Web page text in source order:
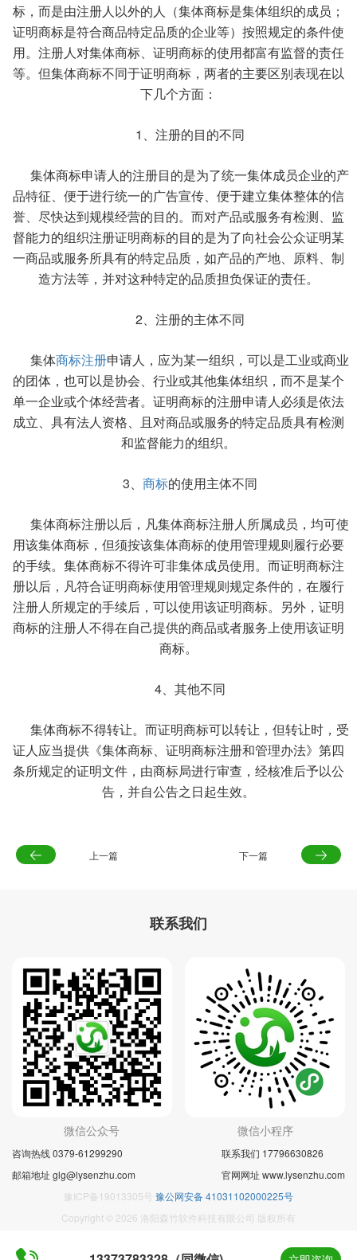
标，而是由注册人以外的人（集体商标是集体组织的成员；
证明商标是符合商品特定品质的企业等）按照规定的条件使
用。注册人对集体商标、证明商标的使用都富有监督的责任
等。但集体商标不同于证明商标，两者的主要区别表现在以
下几个方面：
1、注册的目的不同
集体商标申请人的注册目的是为了统一集体成员企业的产
品特征、便于进行统一的广告宣传、便于建立集体整体的信
誉、尽快达到规模经营的目的。而对产品或服务有检测、监
督能力的组织注册证明商标的目的是为了向社会公众证明某
一商品或服务所具有的特定品质，如产品的产地、原料、制
造方法等，并对这种特定的品质担负保证的责任。
2、注册的主体不同
集体商标注册申请人，应为某一组织，可以是工业或商业
的团体，也可以是协会、行业或其他集体组织，而不是某个
单一企业或个体经营者。证明商标的注册申请人必须是依法
成立、具有法人资格、且对商品或服务的特定品质具有检测
和监督能力的组织。
3、 商标的使用主体不同
集体商标注册以后，凡集体商标注册人所属成员，均可使
用该集体商标，但须按该集体商标的使用管理规则履行必要
的手续。集体商标不得许可非集体成员使用。而证明商标注
册以后，凡符合证明商标使用管理规则规定条件的，在履行
注册人所规定的手续后，可以使用该证明商标。另外，证明
商标的注册人不得在自己提供的商品或者服务上使用该证明
商标。
4、其他不同
集体商标不得转让。而证明商标可以转让，但转让时，受
证人应当提供《集体商标、证明商标注册和管理办法》第四
条所规定的证明文件，由商标局进行审查，经核准后予以公
告，并自公告之日起生效。
上一篇 下一篇
联系我们
微信公众号 微信小程序
咨询热线 0379-61299290
邮箱地址 glg@lysenzhu.com
联系我们 17796630826
官网网址 www.lysenzhu.com
豫ICP备19013305号 豫公网安备 41031102000225号
Copyright © 2026 洛阳森竹软件科技有限公司 版权所有